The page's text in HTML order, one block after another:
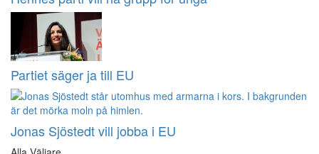
Partiet säger ja till EU
Jonas Sjöstedt vill jobba i EU